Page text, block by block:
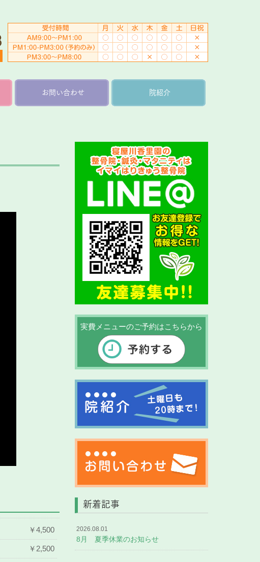
お問い合わせ 院紹介
￥4,500
￥2,500
実費メニューのご予約はこちらから
新着記事
2026.08.01
8月 夏季休業のお知らせ